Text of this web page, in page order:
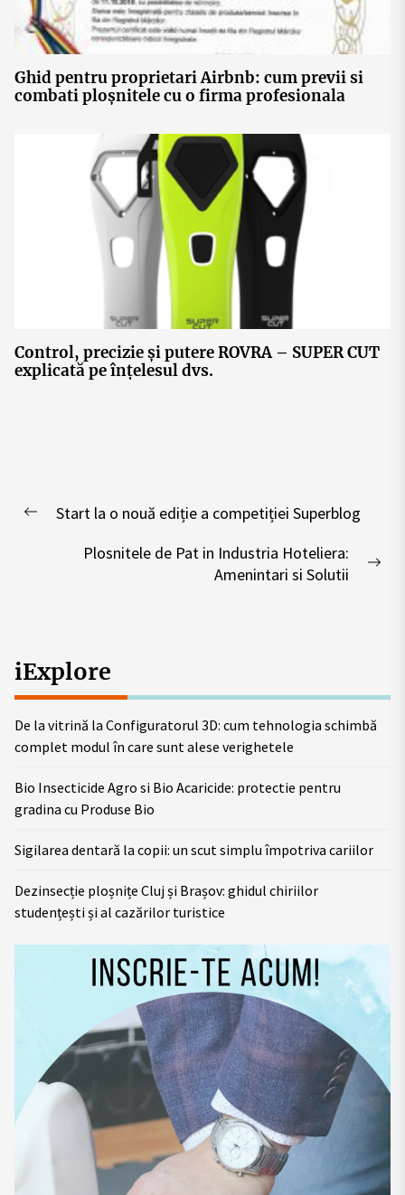
Ghid pentru proprietari Airbnb: cum previi si
combati ploșnitele cu o firma profesionala
Control, precizie și putere ROVRA – SUPER CUT
explicată pe înțelesul dvs.
navigation
PreviousStart la o nouă ediție a competiției Superblog
Plosnitele de Pat in Industria Hoteliera:
Amenintari si Solutii
iExplore
De la vitrină la Configuratorul 3D: cum tehnologia schimbă
complet modul în care sunt alese verighetele
Bio Insecticide Agro si Bio Acaricide: protectie pentru
gradina cu Produse Bio
Sigilarea dentară la copii: un scut simplu împotriva cariilor
Dezinsecție ploșnițe Cluj și Brașov: ghidul chiriilor
studențești și al cazărilor turistice